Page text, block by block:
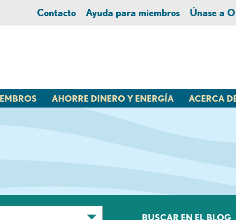
Contacto Ayuda para miembros Únase a
AHORRE DINERO Y ENERGÍA ACERCA
BUSCAR EN EL BLOG